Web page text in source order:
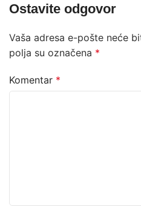
Ostavite odgovor
Vaša adresa e-pošte neće
polja su označena *
Komentar *